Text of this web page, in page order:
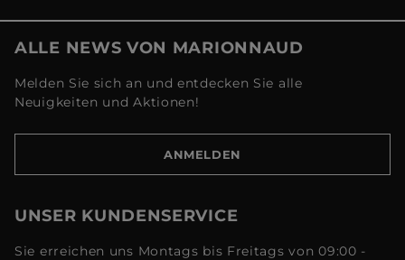
ALLE NEWS VON MARIONNAUD
Melden Sie sich an und entdecken Sie alle
Neuigkeiten und Aktionen!
ANMELDEN
UNSER KUNDENSERVICE
Sie erreichen uns Montags bis Freitags von 09:00 -